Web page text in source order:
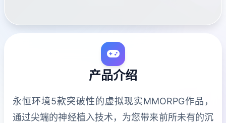
产品介绍
永恒环境5款突破性的虚拟现实MMORPG作品，
通过尖端的神经植入技术，为您带来前所未有的沉